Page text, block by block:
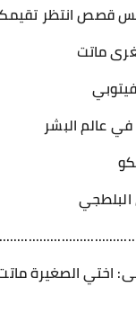
قصص انتظر تقيمكم
اختي الصغيرة